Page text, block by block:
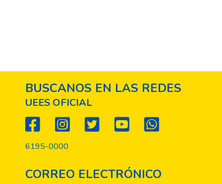
BUSCANOS EN LAS REDES
UEES OFICIAL
6195-0000
CORREO ELECTRÓNICO